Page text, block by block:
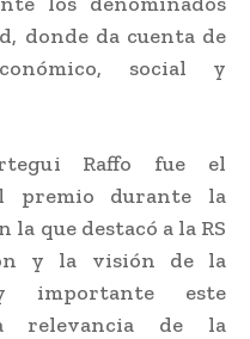
donde da cuenta de
social y
Raffo fue el
premio durante la
que destacó a la RS
y la visión de la
importante este
relevancia de la